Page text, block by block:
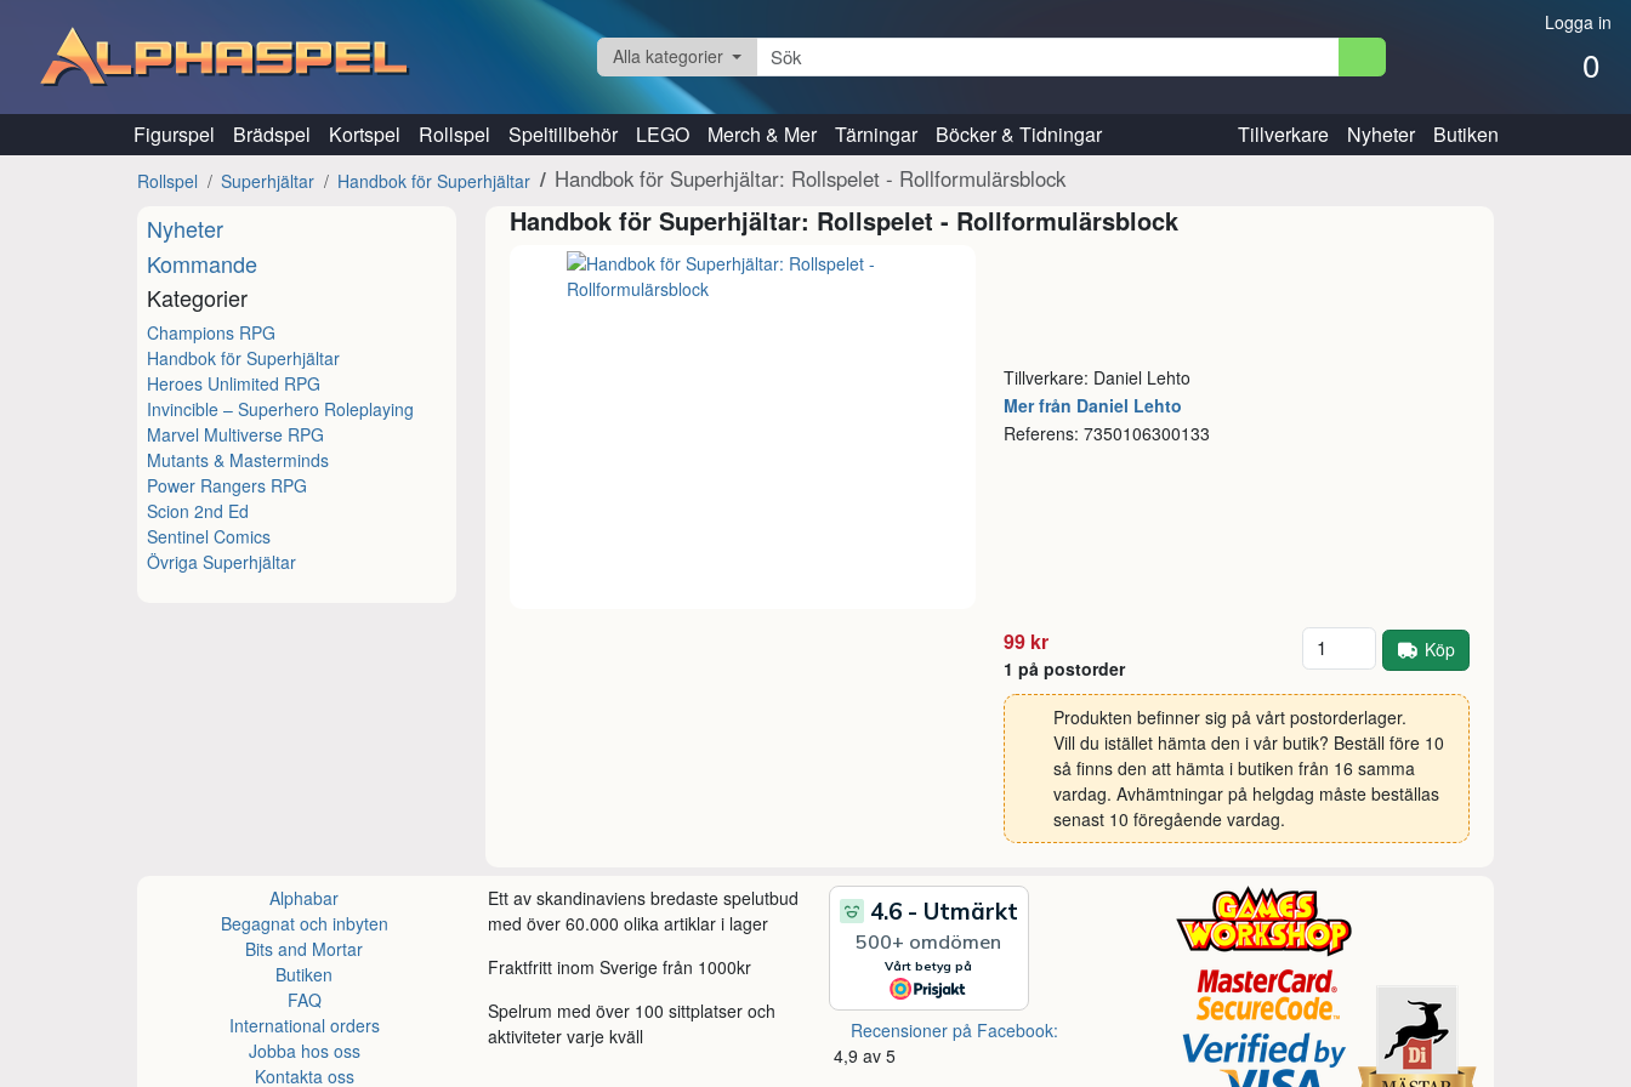
Logga in
0
Alla kategorier
Figurspel Brädspel Kortspel Rollspel Speltillbehör LEGO Merch & Mer Tärningar Böcker & Tidningar Tillverkare Nyheter Butiken
Rollspel Superhjältar Handbok för Superhjältar Handbok för Superhjältar: Rollspelet - Rollformulärsblock
Nyheter
Kommande
Kategorier
Champions RPG
Handbok för Superhjältar
Heroes Unlimited RPG
Invincible – Superhero Roleplaying
Marvel Multiverse RPG
Mutants & Masterminds
Power Rangers RPG
Scion 2nd Ed
Sentinel Comics
Övriga Superhjältar
Handbok för Superhjältar: Rollspelet - Rollformulärsblock
Tillverkare: Daniel Lehto
Mer från Daniel Lehto
Referens: 7350106300133
99 kr
1 på postorder
Antal Köp
Produkten befinner sig på vårt postorderlager.
Vill du istället hämta den i vår butik? Beställ före 10
så finns den att hämta i butiken från 16 samma
vardag. Avhämtningar på helgdag måste beställas
senast 10 föregående vardag.
Alphabar
Begagnat och inbyten
Bits and Mortar
Butiken
FAQ
International orders
Jobba hos oss
Kontakta oss
Ett av skandinaviens bredaste spelutbud
med över 60.000 olika artiklar i lager
Fraktfritt inom Sverige från 1000kr
Spelrum med över 100 sittplatser och
aktiviteter varje kväll
Recensioner på Facebook:
4,9 av 5